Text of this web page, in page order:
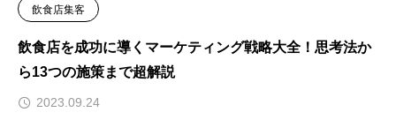
飲食店集客
飲食店を成功に導くマーケティング戦略大全！思考法か
ら13つの施策まで超解説
2023.09.24